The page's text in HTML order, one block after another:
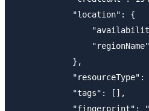
            "location": {
            },
"resourceType":
            "tags": [],
"fingerprint":